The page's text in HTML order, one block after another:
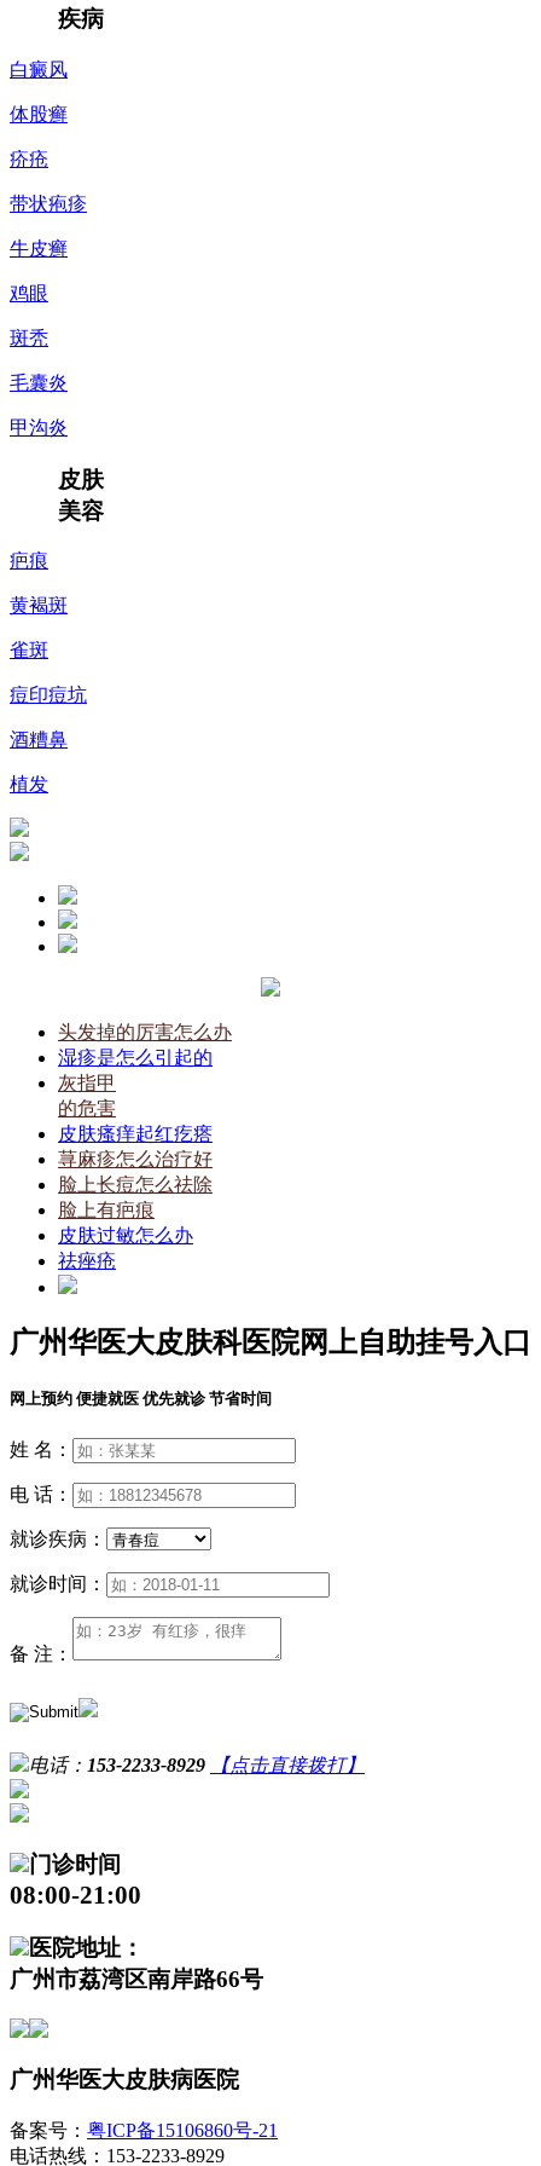
疾病
白癜风
体股癣
疥疮
带状疱疹
牛皮癣
鸡眼
斑秃
毛囊炎
甲沟炎
皮肤
美容
疤痕
黄褐斑
雀斑
痘印痘坑
酒糟鼻
植发
头发掉的厉害怎么办
湿疹是怎么引起的
灰指甲
的危害
皮肤瘙痒起红疙瘩
荨麻疹怎么治疗好
脸上长痘怎么祛除
脸上有疤痕
皮肤过敏怎么办
祛痤疮
广州华医大皮肤科医院网上自助挂号入口
网上预约 便捷就医 优先就诊 节省时间
姓 名：
电 话：
就诊疾病：
就诊时间：
备 注：
电话： 153-2233-8929 【点击直接拨打】
门诊时间
08:00-21:00
医院地址：
广州市荔湾区南岸路66号
广州华医大皮肤病医院
备案号： 粤ICP备15106860号-21
电话热线：153-2233-8929